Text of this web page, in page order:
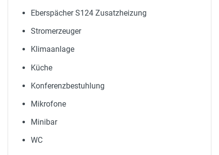
Eberspächer S124 Zusatzheizung
Stromerzeuger
Klimaanlage
Küche
Konferenzbestuhlung
Mikrofone
Minibar
WC